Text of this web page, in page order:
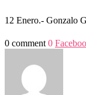
12 Enero.- Gonzalo
0 comment 0